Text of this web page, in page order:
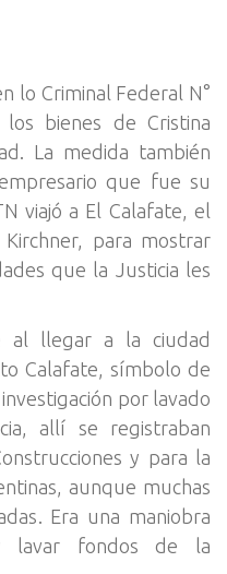
lo Criminal Federal N°
bienes de Cristina
La medida también
que fue su
viajó a El Calafate, el
para mostrar
que la Justicia les
llegar a la ciudad
Calafate, símbolo de
por lavado
allí se registraban
y para la
aunque muchas
Era una maniobra
lavar fondos de la